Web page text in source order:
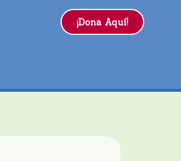
¡Dona Aquí!